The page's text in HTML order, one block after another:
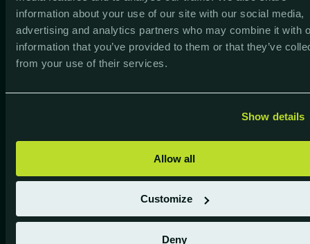
information about your use of our site with our social media,
advertising and analytics partners who may combine it with
information that you’ve provided to them or that they’ve
from your use of their services.
Show details
Allow all
Customize
Deny
Digitalisering leidt tot een
gestroomlijnd documentbeheer in de
Laat dan het hele documentbeheer vooral
‘relaxed’ zijn en dus gestroomlijnd verlopen.
‘cloud nine’-gevoel’!"
Robert Jansen